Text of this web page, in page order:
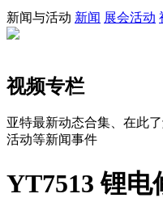
新闻与活动 新闻 展会活动
视频专栏
亚特最新动态合集、在此
活动等新闻事件
YT7513 锂